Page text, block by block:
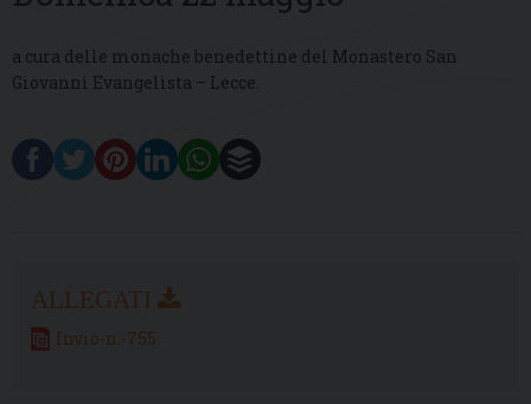
a cura delle monache benedettine del Monastero San
Giovanni Evangelista – Lecce.
Invio-n.-755